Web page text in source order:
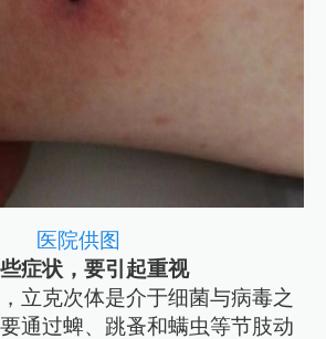
医院供图
症状，要引起重视
立克次体是介于细菌与病毒之
通过蜱、跳蚤和螨虫等节肢动